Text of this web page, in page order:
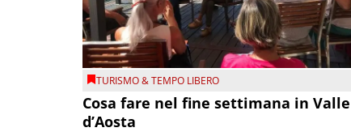
TURISMO & TEMPO LIBERO
Cosa fare nel fine settimana in Valle
d’Aosta